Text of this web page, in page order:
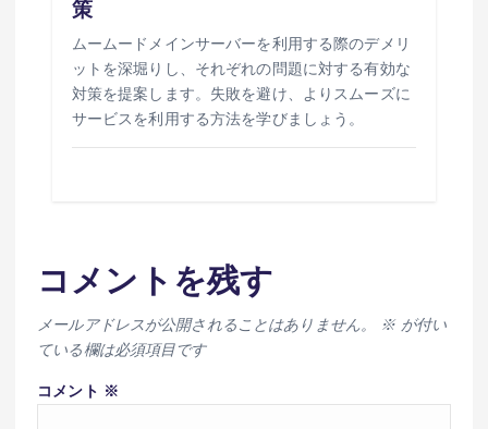
策
ムームードメインサーバーを利用する際のデメリ
ットを深堀りし、それぞれの問題に対する有効な
対策を提案します。失敗を避け、よりスムーズに
サービスを利用する方法を学びましょう。
コメントを残す
メールアドレスが公開されることはありません。 ※が付い
ている欄は必須項目です
コメント ※